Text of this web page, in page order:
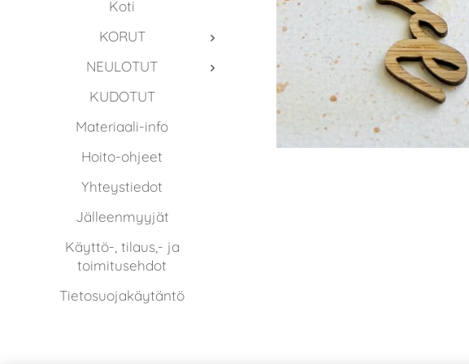
Koti
KORUT
NEULOTUT
KUDOTUT
Materiaali-info
Hoito-ohjeet
Yhteystiedot
Jälleenmyyjät
Käyttö-, tilaus,- ja
toimitusehdot
Tietosuojakäytäntö